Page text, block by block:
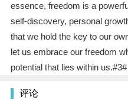
essence, freedom is a
self-discovery, personal
that we hold the key to our
let us embrace our freedom
potential that lies within us.#3#
评论